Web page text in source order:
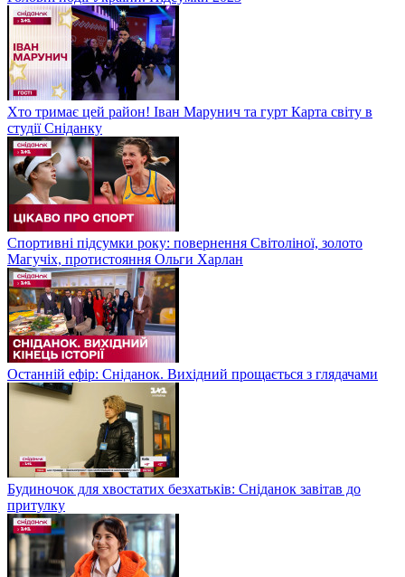
Хто тримає цей район! Іван Марунич та гурт Карта світу в
студії Сніданку
Спортивні підсумки року: повернення Світоліної, золото
Магучіх, протистояння Ольги Харлан
Останній ефір: Сніданок. Вихідний прощається з глядачами
Будиночок для хвостатих безхатьків: Сніданок завітав до
притулку